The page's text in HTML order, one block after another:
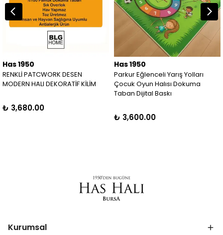
Has 1950
RENKLİ PATCWORK DESEN
MODERN HALI DEKORATİF KİLİM
₺ 3,680.00
Has 1950
Parkur Eğlenceli Yarış Yolları
Çocuk Oyun Halısı Dokuma
Taban Dijital Baskı
₺ 3,600.00
Kurumsal